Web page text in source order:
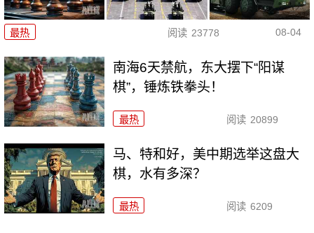
最热 阅读 23778 08-04
南海6天禁航，东大摆下“阳谋
棋”，锤炼铁拳头！
最热 阅读 20899
马、特和好，美中期选举这盘大
棋，水有多深？
最热 阅读 6209